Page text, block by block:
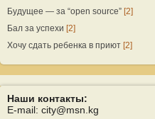
Будущее — за “open source” [2]
Бал за успехи [2]
Хочу сдать ребенка в приют [2]
Наши контакты:
E-mail: city@msn.kg